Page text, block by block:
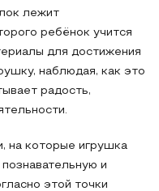
лежит
ребёнок учится
для достижения
наблюдая, как это
радость,
на которые игрушка
и
этой точки